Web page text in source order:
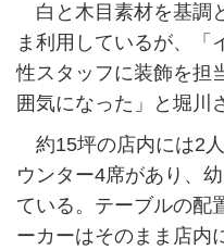
白と木目素材を基調
ま利用しているが、「
性スタッフに装飾を担
囲気になった」と堀川
約15坪の店内には2
ウンター4席があり、
ている。テーブルの配
ーカーはそのまま店内